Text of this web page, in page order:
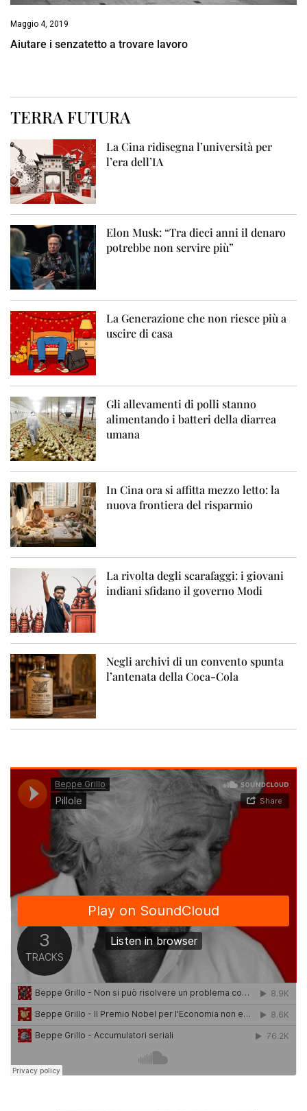
Maggio 4, 2019
Aiutare i senzatetto a trovare lavoro
TERRA FUTURA
La Cina ridisegna l’università per
l’era dell’IA
Elon Musk: “Tra dieci anni il denaro
potrebbe non servire più”
La Generazione che non riesce più a
uscire di casa
Gli allevamenti di polli stanno
alimentando i batteri della diarrea
umana
In Cina ora si affitta mezzo letto: la
nuova frontiera del risparmio
La rivolta degli scarafaggi: i giovani
indiani sfidano il governo Modi
Negli archivi di un convento spunta
l’antenata della Coca-Cola